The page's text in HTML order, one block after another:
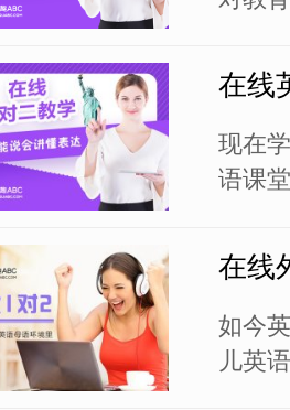
用户
增加
下，
家媒
在线
现在
语课
程。
用自
语，
面对
在线
如今
儿英